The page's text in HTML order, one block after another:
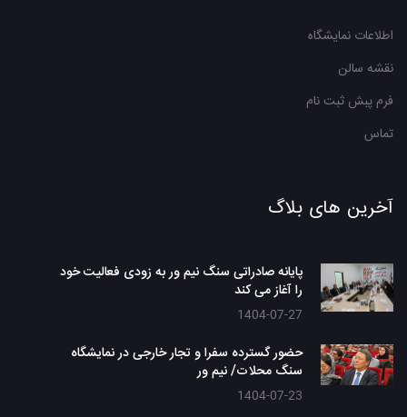
اطلاعات نمایشگاه
نقشه سالن
فرم پبش ثبت نام
تماس
آخرین های بلاگ
پایانه صادراتی سنگ نیم ور به زودی فعالیت خود
را آغاز می کند
1404-07-27
حضور گسترده سفرا و تجار خارجی در نمایشگاه
سنگ محلات/ نیم ور
1404-07-23